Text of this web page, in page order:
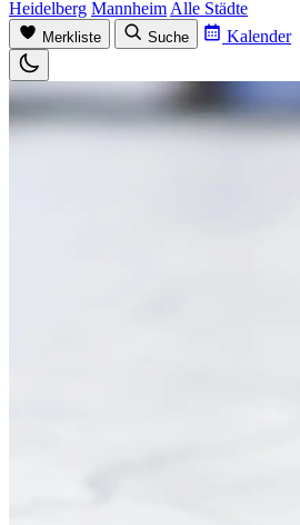
Heidelberg Mannheim Alle Städte
Merkliste Suche Kalender